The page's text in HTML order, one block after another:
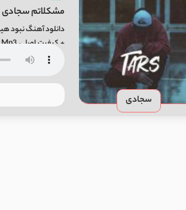
سجادی
مشکلاتم سجادی
دانلود آهنگ نبود
اهنگ